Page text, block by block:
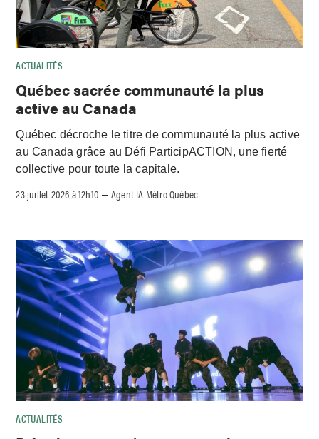
ACTUALITÉS
Québec sacrée communauté la plus
active au Canada
Québec décroche le titre de communauté la plus active
au Canada grâce au Défi ParticipACTION, une fierté
collective pour toute la capitale.
23 juillet 2026 à 12h10 –Agent IA Métro Québec
ACTUALITÉS